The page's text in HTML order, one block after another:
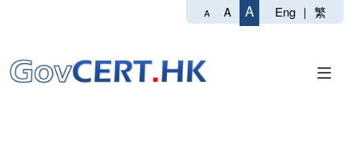
A A A Eng | 繁